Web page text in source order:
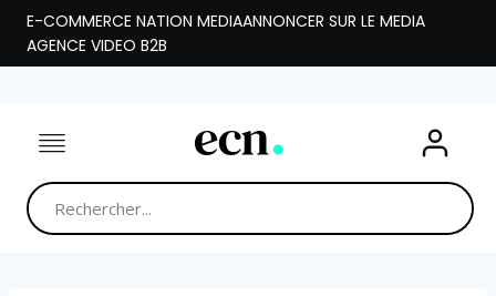
Aller
contenu
E-COMMERCE NATION MEDIAANNONCER SUR LE MEDIA
AGENCE VIDEO B2B